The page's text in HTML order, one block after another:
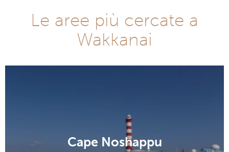
Le aree più cercate a
Wakkanai
Cape Noshappu